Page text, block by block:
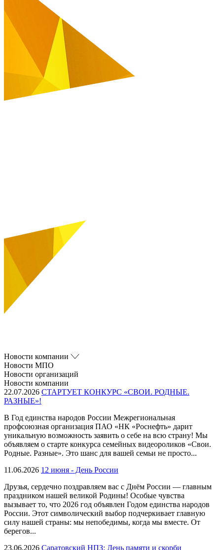
Новости компании
Новости МПО
Новости организаций
Новости компании
22.07.2026 СТАРТУЕТ КОНКУРС «СВОИ. РОДНЫЕ.
РАЗНЫЕ»!
В Год единства народов России Межрегиональная
профсоюзная организация ПАО «НК «Роснефть» дарит
уникальную возможность заявить о себе на всю страну! Мы
объявляем о старте конкурса семейных видеороликов «Свои.
Родные. Разные». Это шанс для вашей семьи не просто...
11.06.2026 12 июня - День России
Друзья, сердечно поздравляем вас с Днём России — главным
праздником нашей великой Родины! Особые чувства
вызывает то, что 2026 год объявлен Годом единства народов
России. Этот символический выбор подчеркивает главную
силу нашей страны: мы непобедимы, когда мы вместе. От
берегов...
23.06.2026 Саратовский НПЗ: День памяти и скорби